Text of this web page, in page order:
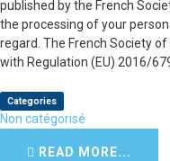
published by the French
the processing of your
regard. The French Society
with Regulation (EU) 2016/
Categories
Non catégorisé
READ MORE...